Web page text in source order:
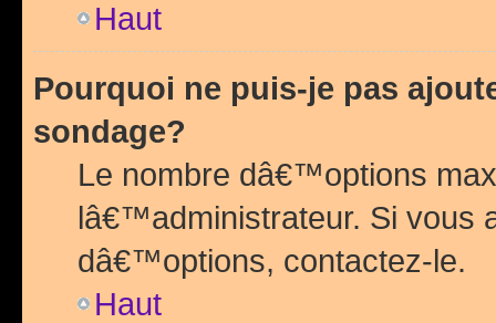
Haut
Pourquoi ne puis-je pas
sondage?
Le nombre dâ€™options
lâ€™administrateur. Si vous
dâ€™options, contactez-le.
Haut